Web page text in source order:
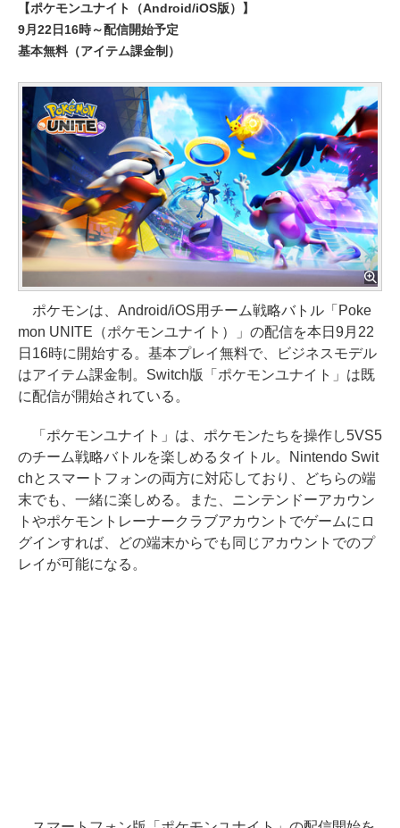
【ポケモンユナイト（Android/iOS版）】
9月22日16時～配信開始予定
基本無料（アイテム課金制）
ポケモンは、Android/iOS用チーム戦略バトル「Poke
mon UNITE（ポケモンユナイト）」の配信を本日9月22
日16時に開始する。基本プレイ無料で、ビジネスモデル
はアイテム課金制。Switch版「ポケモンユナイト」は既
に配信が開始されている。
「ポケモンユナイト」は、ポケモンたちを操作し5VS5
のチーム戦略バトルを楽しめるタイトル。Nintendo Swit
chとスマートフォンの両方に対応しており、どちらの端
末でも、一緒に楽しめる。また、ニンテンドーアカウン
トやポケモントレーナークラブアカウントでゲームにロ
グインすれば、どの端末からでも同じアカウントでのプ
レイが可能になる。